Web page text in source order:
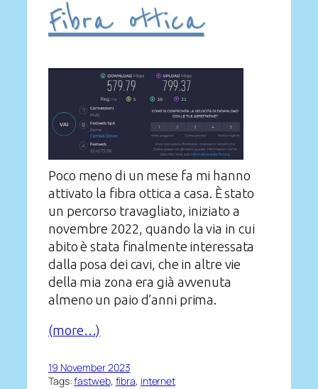
Fibra ottica
Poco meno di un mese fa mi hanno
attivato la fibra ottica a casa. È stato
un percorso travagliato, iniziato a
novembre 2022, quando la via in cui
abito è stata finalmente interessata
dalla posa dei cavi, che in altre vie
della mia zona era già avvenuta
almeno un paio d’anni prima.
(more…)
19 November 2023
Tags:fastweb, fibra, internet